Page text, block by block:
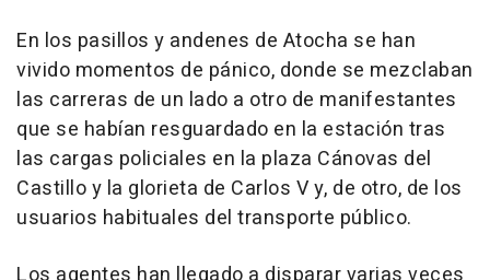
En los pasillos y andenes de Atocha se han
vivido momentos de pánico, donde se mezclaban
las carreras de un lado a otro de manifestantes
que se habían resguardado en la estación tras
las cargas policiales en la plaza Cánovas del
Castillo y la glorieta de Carlos V y, de otro, de los
usuarios habituales del transporte público.